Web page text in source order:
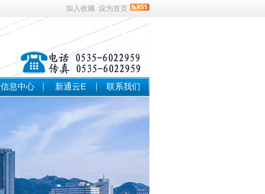
加入收藏 设为首页
信息中心 新通云E 联系我们